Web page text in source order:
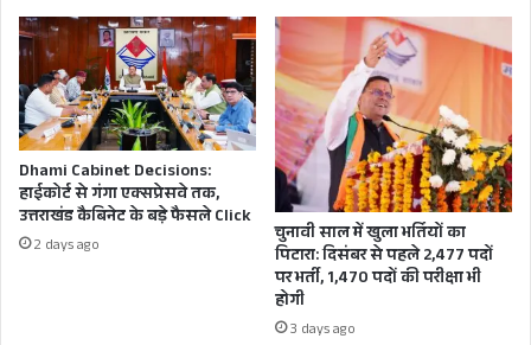
जिलों में विशेषज्ञ डॉक्टरों की उपलब्धता बहुत कम है। हमें
विशेषज्ञ डॉक्टरों को सभी जिलों में समान रूप से वितरित
करने की रणनीति पर काम करने की जरूरत है।
Dhami Cabinet Decisions:
हाईकोर्ट से गंगा एक्सप्रेसवे तक,
उत्तराखंड कैबिनेट के बड़े फैसले Click
2 days ago चुनावी साल में खुला भर्तियों का
पिटारा: दिसंबर से पहले 2,477 पदों
पर भर्ती, 1,470 पदों की परीक्षा भी
होगी
3 days ago